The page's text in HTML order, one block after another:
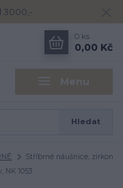
3000,-
Menu
Hledat
0 ks
0,00 Kč
Stříbrné náušnice, zirkon
NK 1053